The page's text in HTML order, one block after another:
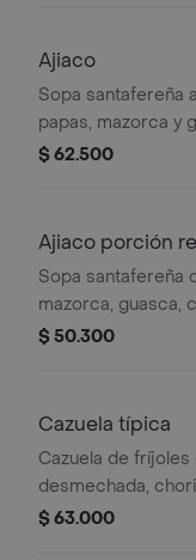
Ajiaco
Sopa santafereña
papas, mazorca y
arroz, aguacate,
$ 62.500
Ajiaco porción
Sopa santafereña
mazorca, guasca,
aguacate, crema
$ 50.300
Cazuela típica
Cazuela de
desmechada,
de papa,
$ 63.000